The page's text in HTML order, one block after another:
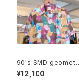
90's SMD geometri
c abstract rayon op
en-collar Shirt "Mad
¥12,100